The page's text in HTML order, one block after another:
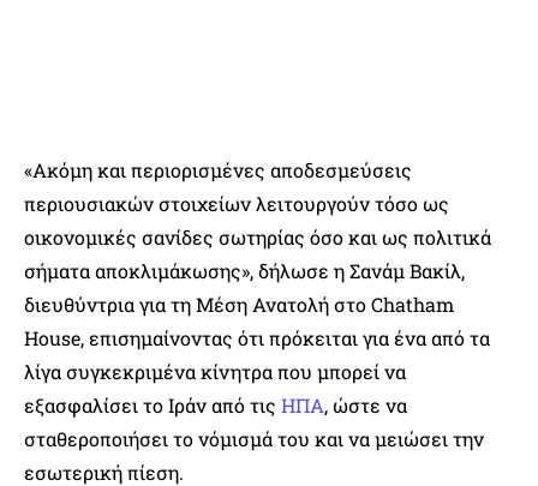
«Ακόμη και περιορισμένες αποδεσμεύσεις
περιουσιακών στοιχείων λειτουργούν τόσο ως
οικονομικές σανίδες σωτηρίας όσο και ως πολιτικά
σήματα αποκλιμάκωσης», δήλωσε η Σανάμ Βακίλ,
διευθύντρια για τη Μέση Ανατολή στο Chatham
House, επισημαίνοντας ότι πρόκειται για ένα από τα
λίγα συγκεκριμένα κίνητρα που μπορεί να
εξασφαλίσει το Ιράν από τις ΗΠΑ, ώστε να
σταθεροποιήσει το νόμισμά του και να μειώσει την
εσωτερική πίεση.